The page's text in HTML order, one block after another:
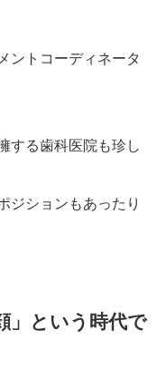
ントコーディネータ
する歯科医院も珍し
ジションもあったり
」という時代で